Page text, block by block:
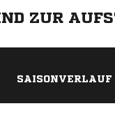
ZUR
SAISONVERLAUF